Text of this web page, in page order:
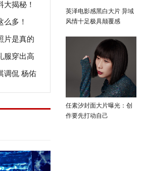
揭秘！
多！
片是真的
服穿出高
调侃 杨佑
英泽电影感黑白大片 异域
风情十足极具颠覆感
任素汐封面大片曝光：创
作要先打动自己